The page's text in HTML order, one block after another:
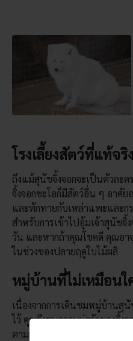
โรงเลี้ยงสัตว์ที่แท้จริง
ถึงแม้สุนัขจิ้งจอกจะเป็นตัวล
จิ้งจอกซะโอก็มีสัตว์อื่น ๆ อาศั
และทักทายกับเหล่าแพะและก
สำหรับการเข้าไปอุ้มเจ้าสุนัขจิ้
วัน และหากถ้าคุณโชคดี คุณอา
ในช่วงของปลายฤดูใบไม้ผลิ
หมู่บ้านที่ไม่เหมือนใ
เนื่องจากการเดินชมหมู่บ้านสุนั
ไว้ คุณจึงชมความน่ารักของจิ้ง
ตามสบาย เหล่าจิ้งจอกจะวิ่ง